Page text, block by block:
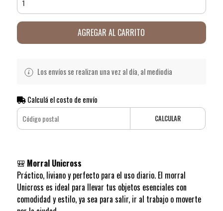
AGREGAR AL CARRITO
Los envíos se realizan una vez al día, al mediodia
Calculá el costo de envío
CALCULAR
🎒 Morral Unicross
Práctico, liviano y perfecto para el uso diario. El morral
Unicross es ideal para llevar tus objetos esenciales con
comodidad y estilo, ya sea para salir, ir al trabajo o moverte